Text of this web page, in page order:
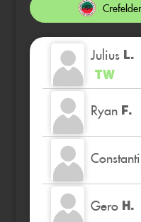
Julius L.
TW
Ryan F.
Gero H.